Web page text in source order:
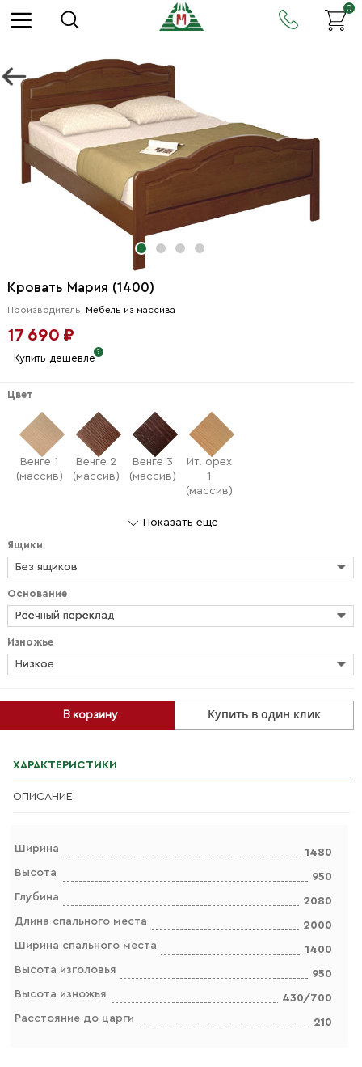
0
Кровать Мария (1400)
Производитель: Мебель из массива
17 690 ₽
Купить дешевле
В корзину Купить в один клик
Цвет
Венге 1
(массив)
Венге 2
(массив)
Венге 3
(массив)
Ит. орех
1
(массив)
Показать еще
Ящики
Без ящиков
Основание
Реечный переклад
Изножье
Низкое
ХАРАКТЕРИСТИКИ
ОПИСАНИЕ
Ширина
1480
Высота
950
Глубина
2080
Длина спального места
2000
Ширина спального места
1400
Высота изголовья
950
Высота изножья
430/700
Расстояние до царги
210